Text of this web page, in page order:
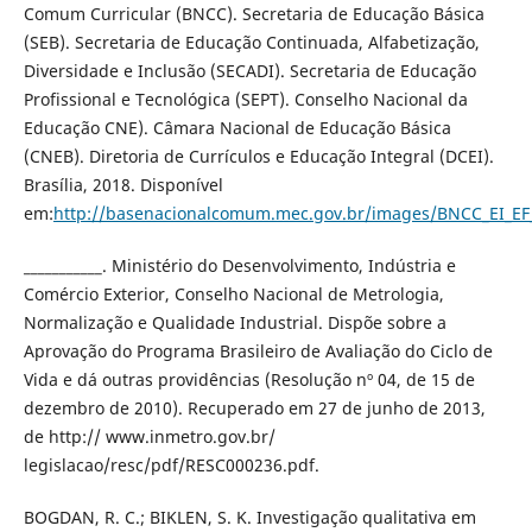
Comum Curricular (BNCC). Secretaria de Educação Básica
(SEB). Secretaria de Educação Continuada, Alfabetização,
Diversidade e Inclusão (SECADI). Secretaria de Educação
Profissional e Tecnológica (SEPT). Conselho Nacional da
Educação CNE). Câmara Nacional de Educação Básica
(CNEB). Diretoria de Currículos e Educação Integral (DCEI).
Brasília, 2018. Disponível
em:http://basenacionalcomum.mec.gov.br/images/
___________. Ministério do Desenvolvimento, Indústria e
Comércio Exterior, Conselho Nacional de Metrologia,
Normalização e Qualidade Industrial. Dispõe sobre a
Aprovação do Programa Brasileiro de Avaliação do Ciclo de
Vida e dá outras providências (Resolução nº 04, de 15 de
dezembro de 2010). Recuperado em 27 de junho de 2013,
de http:// www.inmetro.gov.br/
legislacao/resc/pdf/RESC000236.pdf.
BOGDAN, R. C.; BIKLEN, S. K. Investigação qualitativa em